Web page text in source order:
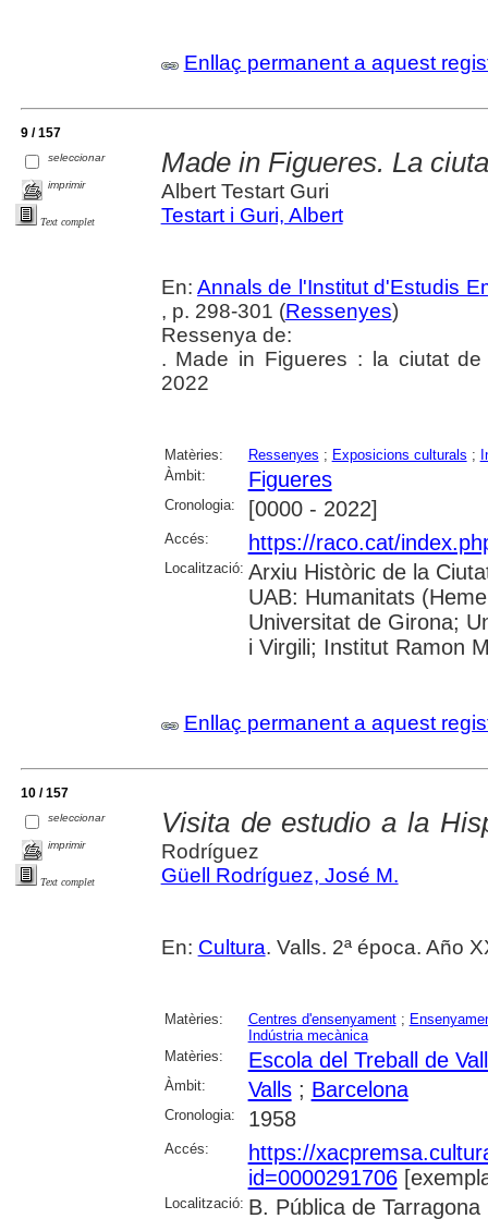
Enllaç permanent a aquest
9 / 157
seleccionar
imprimir
Text complet
Made in Figueres. La
Albert Testart Guri
Testart i Guri, Albert
En:Annals de l'Institut d'Estudis
, p. 298-301 (Ressenyes)
Ressenya de:
. Made in Figueres : la ciutat de
2022
Matèries: Ressenyes ; Exposicions culturals ;
Àmbit:
Figueres
Cronologia: [0000 - 2022]
Accés: https://raco.cat/
Localització: Arxiu Històric de la
UAB: Humanitats
Universitat de Girona;
i Virgili; Institut Ramon
Enllaç permanent a aquest
10 / 157
seleccionar
imprimir
Text complet
Visita de estudio a la
Rodríguez
Güell Rodríguez, José M.
En: Cultura. Valls. 2ª época. Año
Matèries: Centres d'ensenyament;
Indústria mecànica
Matèries:
Escola del Treball de
Àmbit: Valls; Barcelona
Cronologia: 1958
Accés:
https://
id=0000291706
Localització: B. Pública de Tarragona